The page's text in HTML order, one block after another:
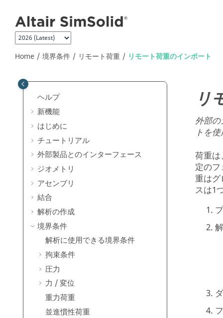
Home 境界条件 リモート荷重 リモート荷重のインポート
ヘルプ
新機能
はじめに
チュートリアル
外部製品とのインターフェース
ジオメトリ
アセンブリ
結合
解析の作成
境界条件
解析に使用できる境界条件
拘束条件
圧力
力 / 変位
重力荷重
並進慣性荷重
リ
外部
トを
荷重
定の
重は
スは1